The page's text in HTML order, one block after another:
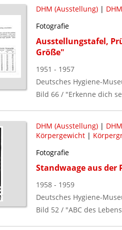
DHM (Ausstellung)|
Fotografie
Ausstellungstafel,
Größe"
1951 - 1957
Deutsches Hygiene-
Bild 66 / "Erkenne dich
DHM (Ausstellung)|
Körpergewicht|
Fotografie
Standwaage aus
1958 - 1959
Deutsches Hygiene-
Bild 52 / "ABC des